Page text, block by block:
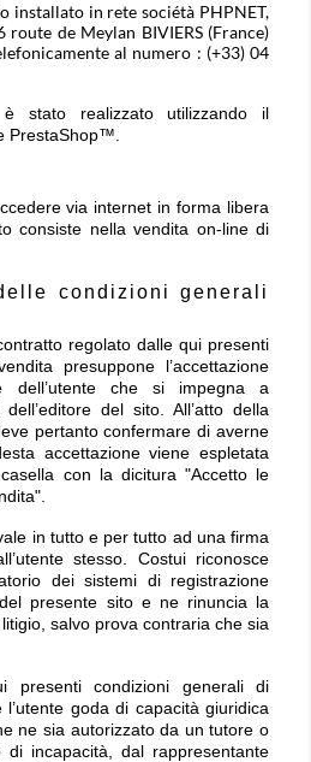
installato in rete sociétà PHPNET,
route de Meylan BIVIERS (France)
al numero : (+33) 04
stato realizzato utilizzando il
PrestaShop™.
via internet in forma libera
consiste nella vendita on-line di
condizioni generali
regolato dalle qui presenti
presuppone l’accettazione
dell’utente che si impegna a
del sito. All’atto della
pertanto confermare di averne
accettazione viene espletata
con la dicitura "Accetto le
in tutto e per tutto ad una firma
stesso. Costui riconosce
dei sistemi di registrazione
presente sito e ne rinuncia la
salvo prova contraria che sia
presenti condizioni generali di
goda di capacità giuridica
ne sia autorizzato da un tutore o
incapacità, dal rappresentante